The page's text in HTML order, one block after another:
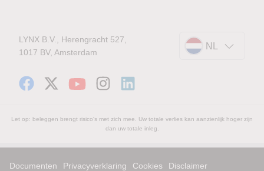
LYNX B.V., Herengracht 527,
1017 BV, Amsterdam
NL
Let op: beleggen brengt risico's met zich mee. Uw totale verlies kan aanzienlijk hoger zijn
dan uw totale inleg.
Documenten Privacyverklaring Cookies
Disclaimer